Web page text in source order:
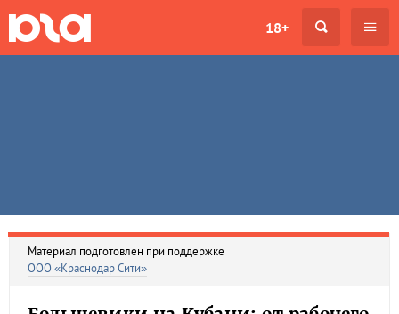
18+
Материал подготовлен при поддержке
ООО «Краснодар Сити»